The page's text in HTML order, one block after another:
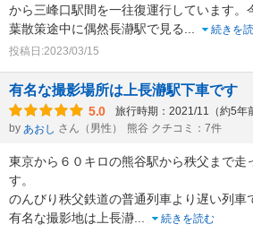
から三峰口駅間を一往復運行しています。
葉散策途中に偶然長瀞駅で見る
続きを
投稿日:2023/03/15
有名な撮影場所は上長瀞駅下車です
5.0 旅行時期：2021/11（約5年
by あおし さん（男性） 熊谷 クチコミ：7件
東京から６０キロの熊谷駅から秩父まで走
す。
のんびり秩父鉄道の普通列車より遅い列車
有名な撮影地は上長瀞
続きを読む